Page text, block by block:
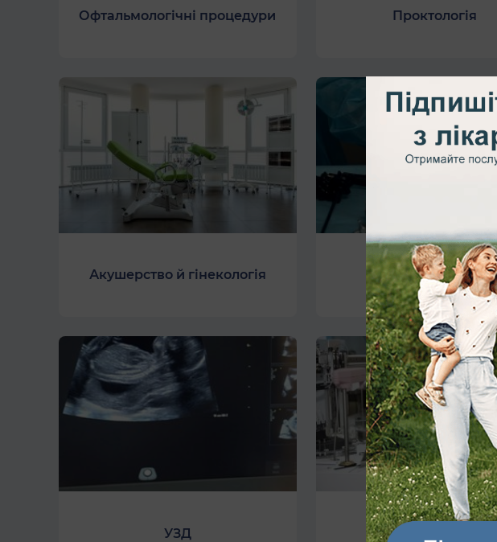
Офтальмологічні процедури Проктологія
Акушерство й гінекологія Хірургічні
УЗД ЛАБОРАТОРІЯ